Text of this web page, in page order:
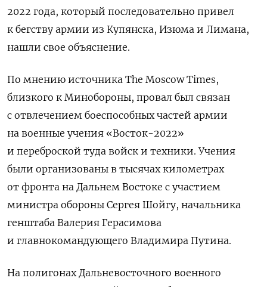
2022 года, который последовательно привел
к бегству армии из Купянска, Изюма и Лимана,
нашли свое объяснение.
По мнению источника The Moscow Times,
близкого к Минобороны, провал был связан
с отвлечением боеспособных частей армии
на военные учения «Восток-2022»
и переброской туда войск и техники. Учения
были организованы в тысячах километрах
от фронта на Дальнем Востоке с участием
министра обороны Сергея Шойгу, начальника
генштаба Валерия Герасимова
и главнокомандующего Владимира Путина.
На полигонах Дальневосточного военного